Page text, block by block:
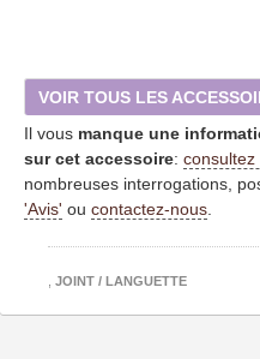
VOIR TOUS LES
Il vous manque une
sur cet accessoire: consultez
nombreuses interrogations,
'Avis' ou contactez-nous.
JOINT / LANGUETTE